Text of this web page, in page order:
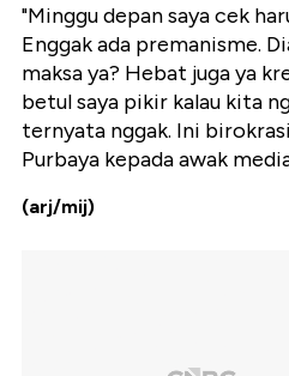
"Minggu depan saya cek
Enggak ada premanisme.
maksa ya? Hebat juga ya
betul saya pikir kalau kita
ternyata nggak. Ini
Purbaya kepada awak
(arj/mij)